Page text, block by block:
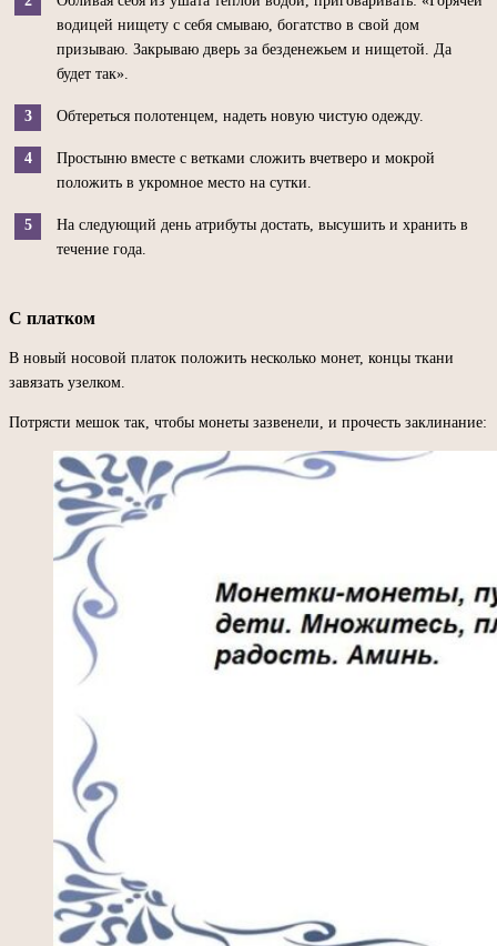
водицей нищету с себя смываю, богатство в свой дом
призываю. Закрываю дверь за безденежьем и нищетой. Да
будет так».
Обтереться полотенцем, надеть новую чистую одежду.
Простыню вместе с ветками сложить вчетверо и мокрой
положить в укромное место на сутки.
На следующий день атрибуты достать, высушить и хранить в
течение года.
С платком
В новый носовой платок положить несколько монет, концы ткани
завязать узелком.
Потрясти мешок так, чтобы монеты зазвенели, и прочесть заклинание: